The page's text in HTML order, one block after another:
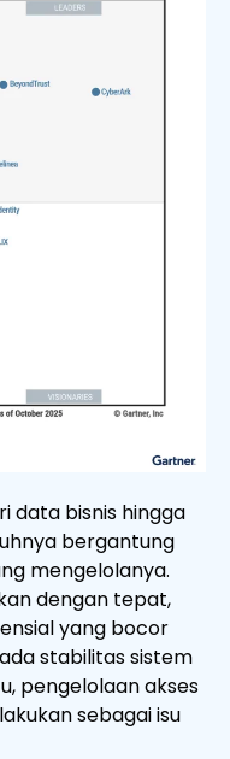
data bisnis hingga
bergantung
mengelolanya.
dengan tepat,
yang bocor
stabilitas sistem
pengelolaan akses
sebagai isu